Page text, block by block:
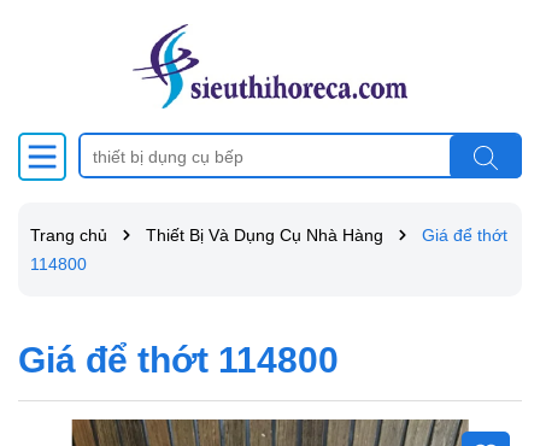
Trang chủ Thiết Bị Và Dụng Cụ Nhà Hàng
Giá để thớt
114800
Giá để thớt 114800